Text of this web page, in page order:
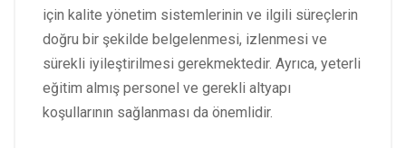
için kalite yönetim sistemlerinin ve ilgili süreçlerin
doğru bir şekilde belgelenmesi, izlenmesi ve
sürekli iyileştirilmesi gerekmektedir. Ayrıca, yeterli
eğitim almış personel ve gerekli altyapı
koşullarının sağlanması da önemlidir.